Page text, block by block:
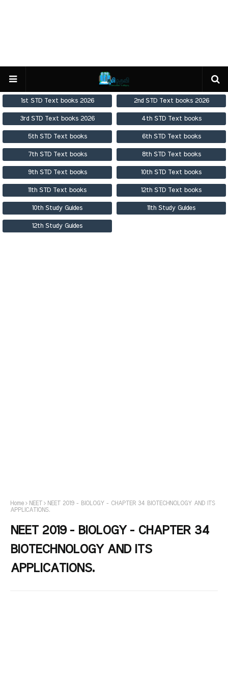
1st STD Text books 2026 2nd STD Text books 2026
3rd STD Text books 2026 4th STD Text books
5th STD Text books 6th STD Text books
7th STD Text books 8th STD Text books
9th STD Text books 10th STD Text books
11th STD Text books 12th STD Text books
10th Study Guides 11th Study Guides
12th Study Guides
Home NEET
NEET 2019 - BIOLOGY - CHAPTER 34 BIOTECHNOLOGY AND ITS
APPLICATIONS.
NEET 2019 - BIOLOGY - CHAPTER 34
BIOTECHNOLOGY AND ITS
APPLICATIONS.